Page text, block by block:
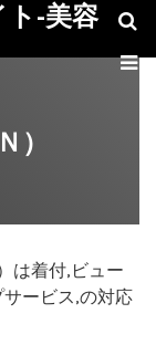
ト-美容
）
は着付,ビュー
ービス,の対応